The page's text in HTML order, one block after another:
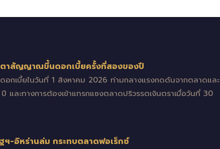
ตาสัญญาณขึ้นดอกเบี้ยครั้งที่สองของปี
อกเบี้ยในวันที่ 1 สิงหาคม 2026 ท่ามกลางแรงกดดันจากตลาดและ
และทางการต้องเข้าแทรกแซงตลาดปริวรรตเงินตราเมื่อวันที่ 30
-อิหร่านล่ม กระทบตลาดฟอเร็กซ์